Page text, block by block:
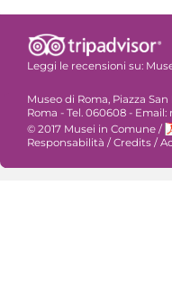
Leggi le recensioni su:
Museo di Roma, Piazza
Roma - Tel. 060608 -
© 2017 Musei in Comune /
Responsabilità / Credits /